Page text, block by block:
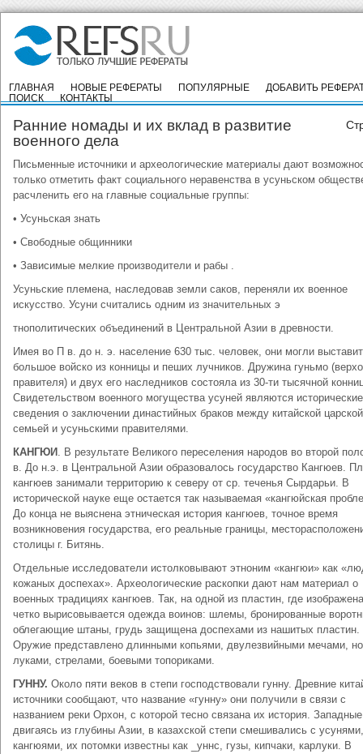
ГЛАВНАЯ НОВЫЕ РЕФЕРАТЫ ПОПУЛЯРНЫЕ
ДОБАВИТЬ
ПОИСК
КОНТАКТЫ
Ранние номады и их вклад в развитие
военного дела
Письменные источники и археологические материалы дают
только отметить факт социального неравенства в усуньском
расчленить его на главные социальные группы:
• Усуньская знать
• Свободные общинники
• Зависимые мелкие производители и рабы .
Усуньские племена, наследовав земли саков, переняли их военное
искусство. Усуни считались одним из значительных э
тнополитических объединений в Центральной Азии в древности.
Имея во П в. до н. э. население 630 тыс. человек, они могли
большое войско из конницы и пеших лучников. Дружина гуньмо
правителя) и двух его наследников состояла из 30-ти тысячной
Свидетельством военного могущества усуней являются исторические
сведения о заключении династийных браков между китайской царской
семьей и усуньскими правителями.
КАНГЮИ . В результате Великого переселения народов во второй
в. До н.э. в Центральной Азии образовалось государство Кангюев.
кангюев занимали территорию к северу от ср. теченья Сырдарьи. В
исторической науке еще остается так называемая «кангюйская
До конца не выяснена этническая история кангюев, точное время
возникновения государства, его реальные границы,
столицы г. Битянь.
Отдельные исследователи истолковывают этноним «кангюи» как
кожаных доспехах». Археологические раскопки дают нам материал о
военных традициях кангюев. Так, на одной из пластин, где
четко вырисовывается одежда воинов: шлемы, бронированные
облегающие штаны, грудь защищена доспехами из нашитых пластин.
Оружие представлено длинными копьями, двулезвийными мечами,
луками, стрелами, боевыми топориками.
ГУННУ. Около пяти веков в степи господствовали гунну. Древние
источники сообщают, что название «гунну» они получили в связи с
названием реки Орхон, с которой тесно связана их история.
двигаясь из глубины Азии, в казахской степи смешивались с усунями,
кангюями, их потомки известны как _уннс, гузы, кипчаки, карлуки. В